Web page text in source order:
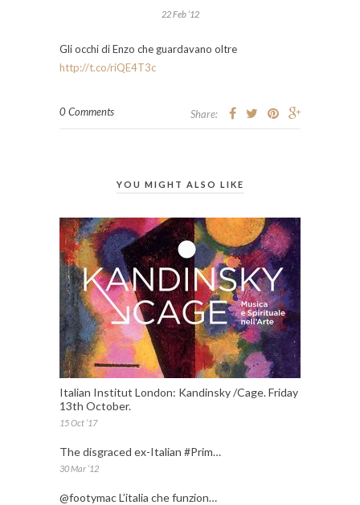
22 Feb ’12
Gli occhi di Enzo che guardavano oltre
http://t.co/riQE4T3c
0 Comments Share:
YOU MIGHT ALSO LIKE
Italian Institut London: Kandinsky /Cage. Friday
13th October.
15 Oct ’17
The disgraced ex-Italian #Prim…
30 Mar ’12
@footymac L’italia che funzion…